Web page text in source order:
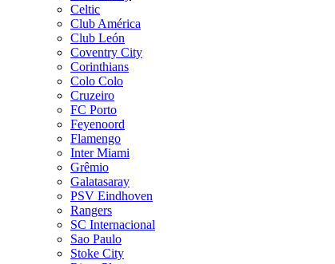
Celtic
Club América
Club León
Coventry City
Corinthians
Colo Colo
Cruzeiro
FC Porto
Feyenoord
Flamengo
Inter Miami
Grêmio
Galatasaray
PSV Eindhoven
Rangers
SC Internacional
Sao Paulo
Stoke City